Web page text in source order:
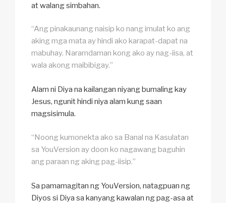
at walang simbahan.
“Ang pinakaunang naisip ko nang imulat ko ang
aking mga mata ay hindi ako karapat-dapat na
mabuhay. Naramdaman kong ako ay nag-iisa, at
wala akong maibibigay.”
Alam ni Diya na kailangan niyang bumaling kay
Jesus, ngunit hindi niya alam kung saan
magsisimula.
“Noong kumonekta ako sa Banal na Kasulatan
sa YouVersion ay doon ko nagawang baguhin
ang paraan ng aking pag-iisip.”
Sa pamamagitan ng YouVersion, natagpuan ng
Diyos si Diya sa kanyang kawalan ng pag-asa at